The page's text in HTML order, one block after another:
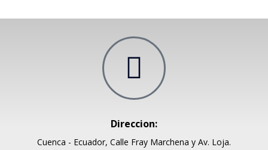
Direccion:
Cuenca - Ecuador, Calle Fray Marchena y Av. Loja.